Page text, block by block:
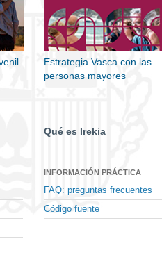
Estrategia Vasca con las
personas mayores
Qué es Irekia
INFORMACIÓN PRÁCTICA
FAQ: preguntas frecuentes
Código fuente